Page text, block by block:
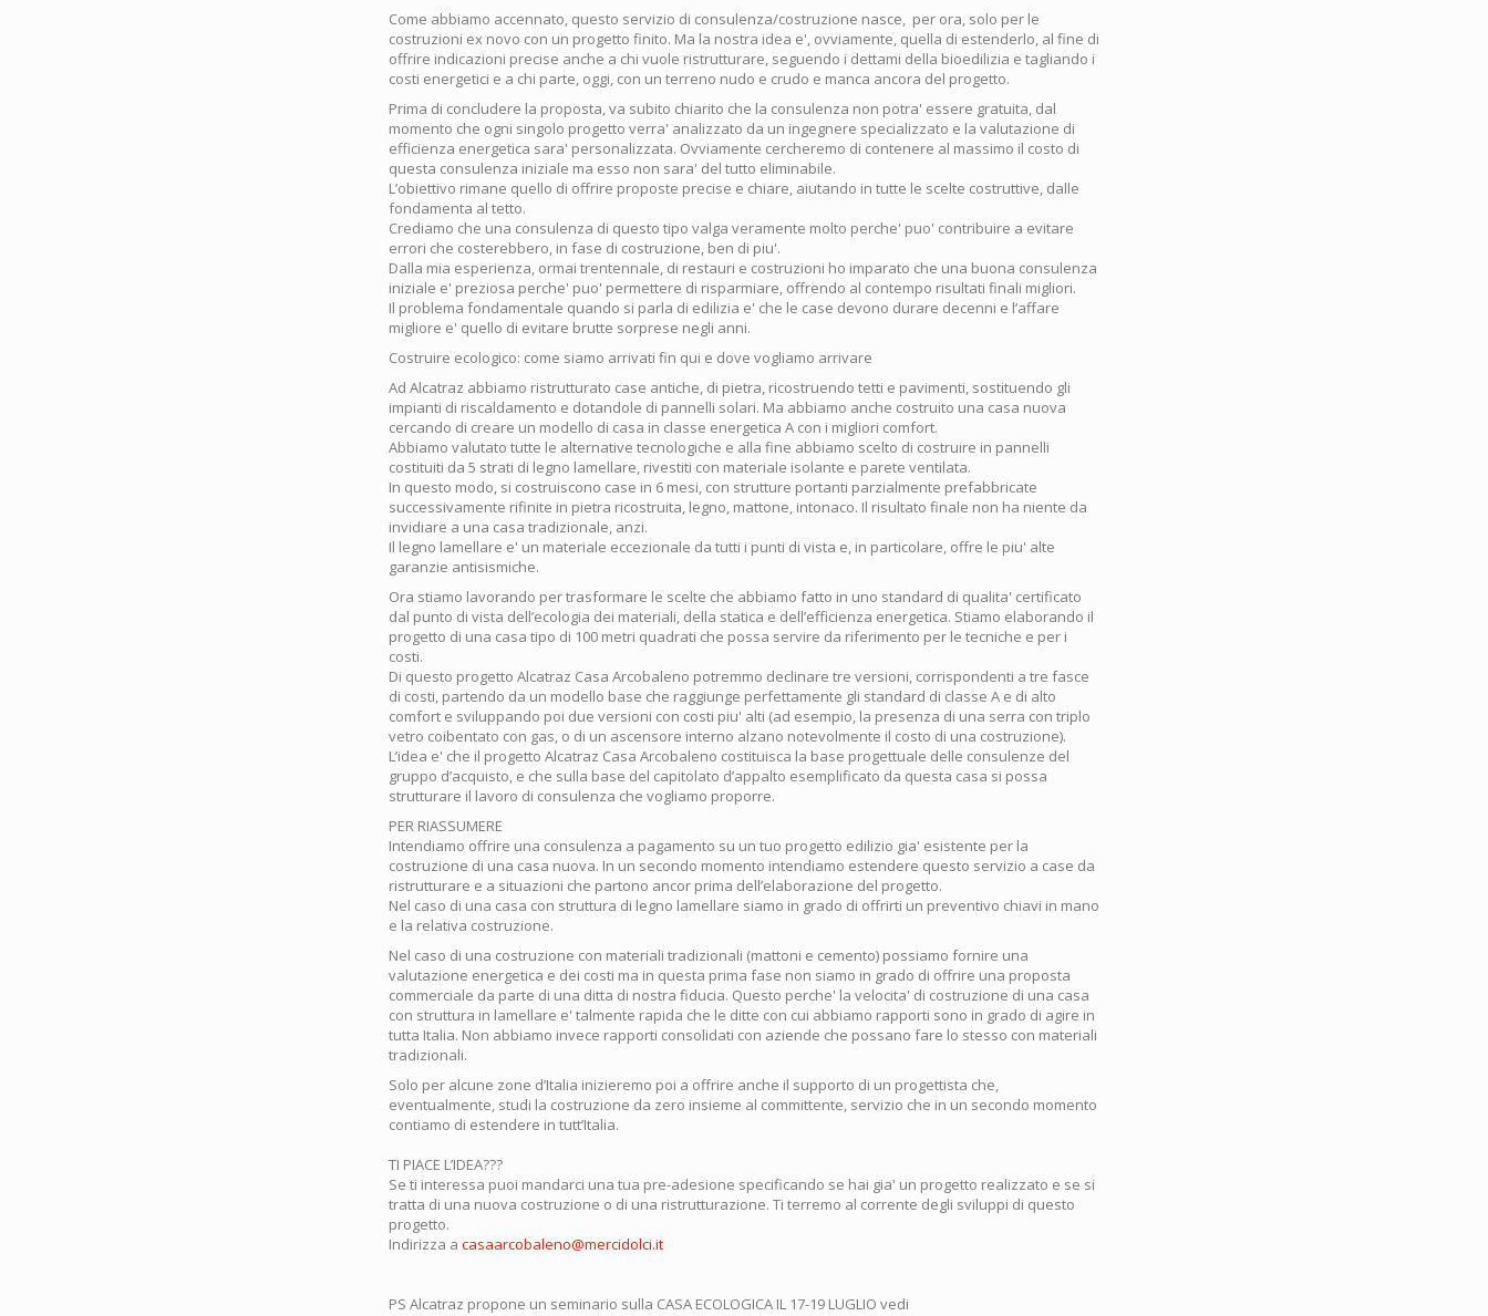
Come abbiamo accennato, questo servizio di consulenza/costruzione nasce, per ora, solo per le
costruzioni ex novo con un progetto finito. Ma la nostra idea e', ovviamente, quella di estenderlo, al fine di
offrire indicazioni precise anche a chi vuole ristrutturare, seguendo i dettami della bioedilizia e tagliando i
costi energetici e a chi parte, oggi, con un terreno nudo e crudo e manca ancora del progetto.
Prima di concludere la proposta, va subito chiarito che la consulenza non potra' essere gratuita, dal
momento che ogni singolo progetto verra' analizzato da un ingegnere specializzato e la valutazione di
efficienza energetica sara' personalizzata. Ovviamente cercheremo di contenere al massimo il costo di
questa consulenza iniziale ma esso non sara' del tutto eliminabile.
L’obiettivo rimane quello di offrire proposte precise e chiare, aiutando in tutte le scelte costruttive, dalle
fondamenta al tetto.
Crediamo che una consulenza di questo tipo valga veramente molto perche' puo' contribuire a evitare
errori che costerebbero, in fase di costruzione, ben di piu'.
Dalla mia esperienza, ormai trentennale, di restauri e costruzioni ho imparato che una buona consulenza
iniziale e' preziosa perche' puo' permettere di risparmiare, offrendo al contempo risultati finali migliori.
Il problema fondamentale quando si parla di edilizia e' che le case devono durare decenni e l’affare
migliore e' quello di evitare brutte sorprese negli anni.
Costruire ecologico: come siamo arrivati fin qui e dove vogliamo arrivare
Ad Alcatraz abbiamo ristrutturato case antiche, di pietra, ricostruendo tetti e pavimenti, sostituendo gli
impianti di riscaldamento e dotandole di pannelli solari. Ma abbiamo anche costruito una casa nuova
cercando di creare un modello di casa in classe energetica A con i migliori comfort.
Abbiamo valutato tutte le alternative tecnologiche e alla fine abbiamo scelto di costruire in pannelli
costituiti da 5 strati di legno lamellare, rivestiti con materiale isolante e parete ventilata.
In questo modo, si costruiscono case in 6 mesi, con strutture portanti parzialmente prefabbricate
successivamente rifinite in pietra ricostruita, legno, mattone, intonaco. Il risultato finale non ha niente da
invidiare a una casa tradizionale, anzi.
Il legno lamellare e' un materiale eccezionale da tutti i punti di vista e, in particolare, offre le piu' alte
garanzie antisismiche.
Ora stiamo lavorando per trasformare le scelte che abbiamo fatto in uno standard di qualita' certificato
dal punto di vista dell’ecologia dei materiali, della statica e dell’efficienza energetica. Stiamo elaborando il
progetto di una casa tipo di 100 metri quadrati che possa servire da riferimento per le tecniche e per i
costi.
Di questo progetto Alcatraz Casa Arcobaleno potremmo declinare tre versioni, corrispondenti a tre fasce
di costi, partendo da un modello base che raggiunge perfettamente gli standard di classe A e di alto
comfort e sviluppando poi due versioni con costi piu' alti (ad esempio, la presenza di una serra con triplo
vetro coibentato con gas, o di un ascensore interno alzano notevolmente il costo di una costruzione).
L’idea e' che il progetto Alcatraz Casa Arcobaleno costituisca la base progettuale delle consulenze del
gruppo d’acquisto, e che sulla base del capitolato d’appalto esemplificato da questa casa si possa
strutturare il lavoro di consulenza che vogliamo proporre.
PER RIASSUMERE
Intendiamo offrire una consulenza a pagamento su un tuo progetto edilizio gia' esistente per la
costruzione di una casa nuova. In un secondo momento intendiamo estendere questo servizio a case da
ristrutturare e a situazioni che partono ancor prima dell’elaborazione del progetto.
Nel caso di una casa con struttura di legno lamellare siamo in grado di offrirti un preventivo chiavi in mano
e la relativa costruzione.
Nel caso di una costruzione con materiali tradizionali (mattoni e cemento) possiamo fornire una
valutazione energetica e dei costi ma in questa prima fase non siamo in grado di offrire una proposta
commerciale da parte di una ditta di nostra fiducia. Questo perche' la velocita' di costruzione di una casa
con struttura in lamellare e' talmente rapida che le ditte con cui abbiamo rapporti sono in grado di agire in
tutta Italia. Non abbiamo invece rapporti consolidati con aziende che possano fare lo stesso con materiali
tradizionali.
Solo per alcune zone d’Italia inizieremo poi a offrire anche il supporto di un progettista che,
eventualmente, studi la costruzione da zero insieme al committente, servizio che in un secondo momento
contiamo di estendere in tutt’Italia.
TI PIACE L’IDEA???
Se ti interessa puoi mandarci una tua pre-adesione specificando se hai gia' un progetto realizzato e se si
tratta di una nuova costruzione o di una ristrutturazione. Ti terremo al corrente degli sviluppi di questo
progetto.
Indirizza a casaarcobaleno@mercidolci.it
PS Alcatraz propone un seminario sulla CASA ECOLOGICA IL 17-19 LUGLIO vedi